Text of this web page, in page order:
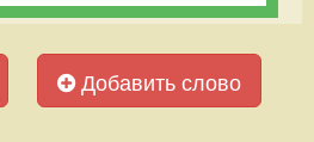
Добавить слово